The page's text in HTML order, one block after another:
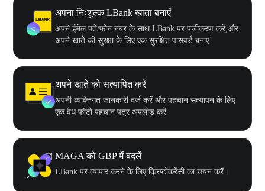
अपना निःशुल्क LBank खाता बनाएँ
अपने ईमेल पते/फ़ोन नंबर के साथ LBank पर पंजीकरण करें,और
अपने खाते की सुरक्षा के लिए एक सुरक्षित पासवर्ड बनाएं
अपने खाते को सत्यापित करें
अपनी व्यक्तिगत जानकारी दर्ज करें और पहचान सत्यापन के लिए
एक वैध फोटो पहचान पत्र अपलोड करें
MAGA को GBP में बदलें
LBank पर व्यापार करने के लिए क्रिप्टोकरेंसी का चयन करें।